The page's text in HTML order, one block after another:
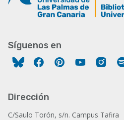
Síguenos en
FacebookPinterestYouTube
Dirección
C/Saulo Torón, s/n. Campus Tafira